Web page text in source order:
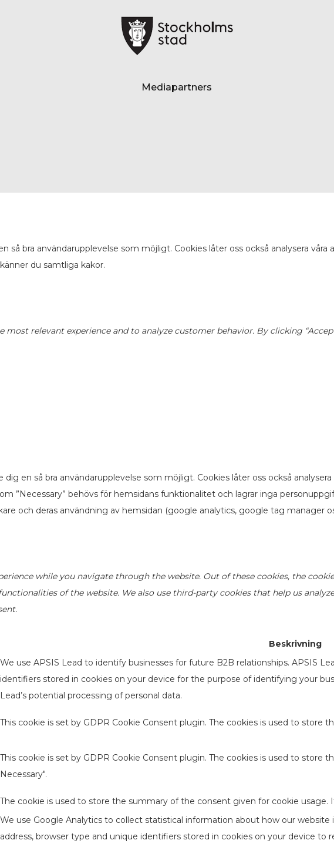
Mediapartners
så bra användarupplevelse som möjligt. Cookies låter oss också analysera
du samtliga kakor.
most relevant experience and to analyze customer behavior. By clicking
en så bra användarupplevelse som möjligt. Cookies låter oss också
”Necessary” behövs för hemsidans funktionalitet och lagrar inga
och deras användning av hemsidan (google analytics, google tag manager
while you navigate through the website. Out of these cookies, the
of the website. We also use third-party cookies that help us
Beskrivning
We use APSIS Lead to identify businesses for future B2B relationships. APSIS
identifiers stored in cookies on your device for the purpose of identifying your
Lead’s potential processing of personal data.
This cookie is set by GDPR Cookie Consent plugin. The cookies is used to store
This cookie is set by GDPR Cookie Consent plugin. The cookies is used to
Necessary".
The cookie is used to store the summary of the consent given for cookie usage.
We use Google Analytics to collect statistical information about how our website
address, browser type and unique identifiers stored in cookies on your device to